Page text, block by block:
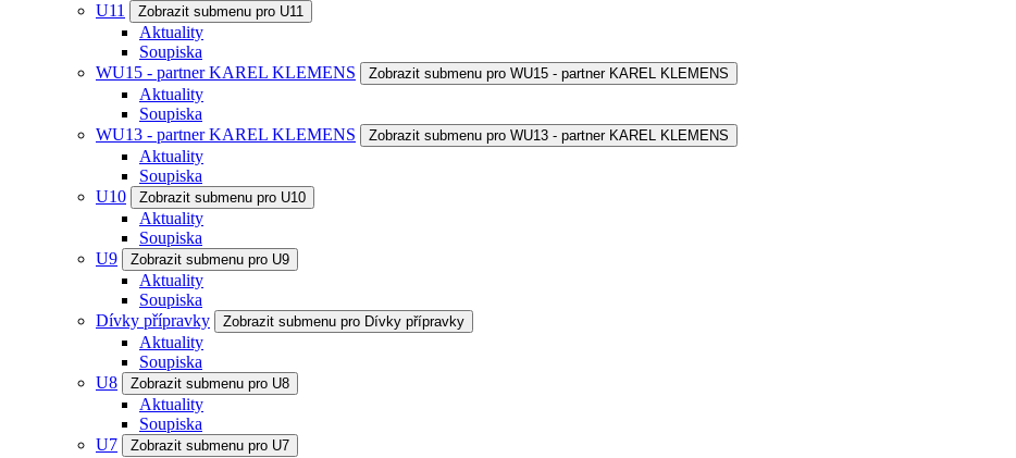
U11
Zobrazit submenu pro U11
Aktuality
Soupiska
WU15 - partner KAREL KLEMENS
Zobrazit submenu pro WU15 - partner KAREL KLEMENS
Aktuality
Soupiska
WU13 - partner KAREL KLEMENS
Zobrazit submenu pro WU13 - partner KAREL KLEMENS
Aktuality
Soupiska
U10
Zobrazit submenu pro U10
Aktuality
Soupiska
U9
Zobrazit submenu pro U9
Aktuality
Soupiska
Dívky přípravky
Zobrazit submenu pro Dívky přípravky
Aktuality
Soupiska
U8
Zobrazit submenu pro U8
Aktuality
Soupiska
U7
Zobrazit submenu pro U7